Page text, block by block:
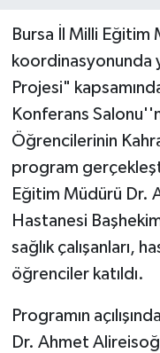
Bursa İl Milli Eğitim
koordinasyonunda
Projesi"
Konferans
Öğrencilerinin
program
Eğitim Müdürü Dr.
Hastanesi
sağlık çalışanları,
öğrenciler katıldı.
Programın
Dr. Ahmet